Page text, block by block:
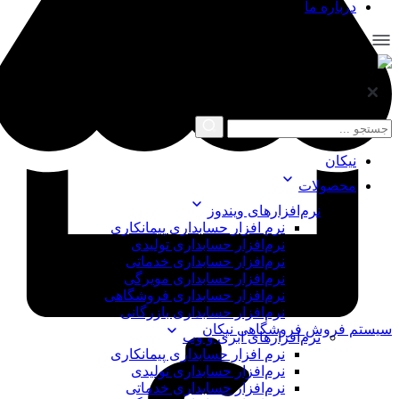
درباره ما
نیکان
محصولات
نرم‌افزارهای ویندوز
نرم افزار حسابداری پیمانکاری
نرم‌افزار حسابداری تولیدی
نرم‌افزار حسابداری خدماتی
نرم‌افزار حسابداری مویرگی
نرم‌افزار حسابداری فروشگاهی
نرم‌افزار حسابداری بازرگانی
نرم‌افزارهای ابری و وب
نرم افزار حسابداری پیمانکاری
نرم‌افزار حسابداری تولیدی
نرم‌افزار حسابداری خدماتی
سیستم فروش فروشگاهی نیکان